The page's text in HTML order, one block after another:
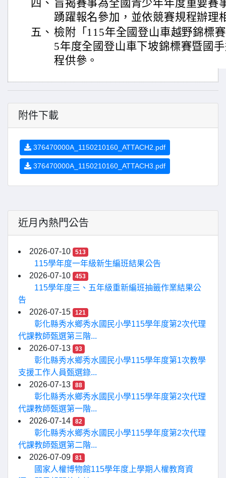
四、 旨揭賽事為全國青少年年度重要賽
踴躍報名參加，並依競賽規程辦理
五、 檢附「115年全國登山車越野錦標
5年度全國登山車下坡錦標賽暨國
程供參。
附件下載
376470000A_1150210160_ATTACH2.pdf
376470000A_1150210160_ATTACH3.pdf
近月內熱門公告
2026-07-10 513
115學年度一年級新生編班結果公告
2026-07-10
453
115學年度三、五年級重新編班抽籤作業結果公
告
2026-07-15
121
彰化縣秀水鄉秀水國民小學115學年度第2次代理
代課教師甄選第三階...
2026-07-13
93
彰化縣秀水鄉秀水國民小學115學年度第1次教學
支援工作人員甄選錄...
2026-07-13
88
彰化縣秀水鄉秀水國民小學115學年度第2次代理
代課教師甄選第一階...
2026-07-14
82
彰化縣秀水鄉秀水國民小學115學年度第2次代理
代課教師甄選第二階...
2026-07-09
81
國家人權博物館115學年度上學期人權教育資